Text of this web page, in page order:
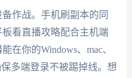
作战。手机刷副本的同
看直播攻略配合主机端
在你的Windows、mac、
多端登录不被踢掉线。想